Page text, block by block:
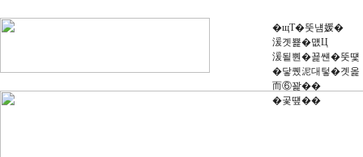
�щТ�뚯냼媛�
湲곗뾽�먮Ц
湲됱뿬�꾩썐�뚯떛
�닿퀬泥대텋�곗옱
而⑥꽕��
�곷떞��